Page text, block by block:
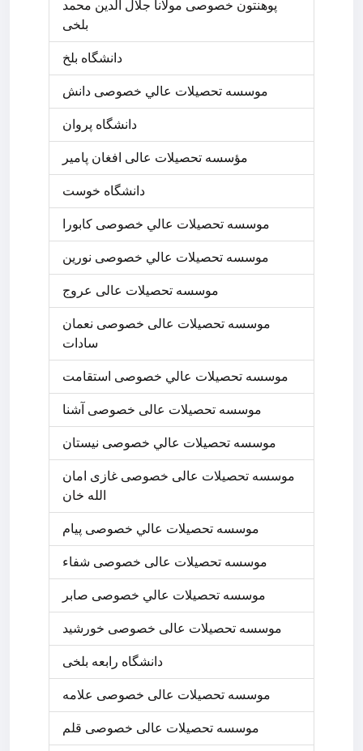
پوهنتون خصوصی مولانا جلال الدین محمد
بلخی
دانشگاه بلخ
موسسه تحصيلات عالي خصوصی دانش
دانشگاه پروان
مؤسسه تحصیلات عالی افغان پامیر
دانشگاه خوست
موسسه تحصيلات عالي خصوصی کابورا
موسسه تحصيلات عالي خصوصی نورین
موسسه تحصیلات عالی عروج
موسسه تحصیلات عالی خصوصی نعمان
سادات
موسسه تحصيلات عالي خصوصی استقامت
موسسه تحصیلات عالی خصوصی آشنا
موسسه تحصيلات عالي خصوصی نیستان
موسسه تحصیلات عالی خصوصی غازی امان
الله خان
موسسه تحصيلات عالي خصوصی پیام
موسسه تحصیلات عالی خصوصی شفاء
موسسه تحصيلات عالي خصوصی صابر
موسسه تحصیلات عالی خصوصی خورشید
دانشگاه رابعه بلخی
موسسه تحصیلات عالی خصوصی علامه
موسسه تحصیلات عالی خصوصی قلم